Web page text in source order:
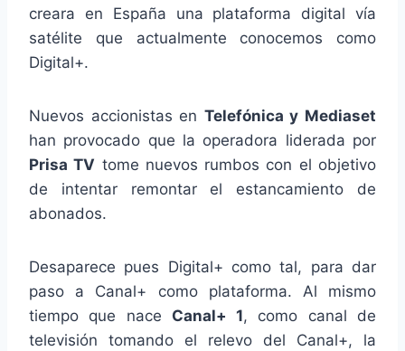
creara en España una plataforma digital vía
satélite que actualmente conocemos como
Digital+.
Nuevos accionistas en Telefónica y Mediaset
han provocado que la operadora liderada por
Prisa TV tome nuevos rumbos con el objetivo
de intentar remontar el estancamiento de
abonados.
Desaparece pues Digital+ como tal, para dar
paso a Canal+ como plataforma. Al mismo
tiempo que nace Canal+ 1, como canal de
televisión tomando el relevo del Canal+, la